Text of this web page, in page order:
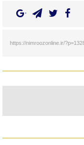
https://nimroozonline.ir/